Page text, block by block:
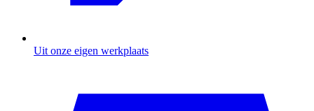
Uit onze eigen werkplaats